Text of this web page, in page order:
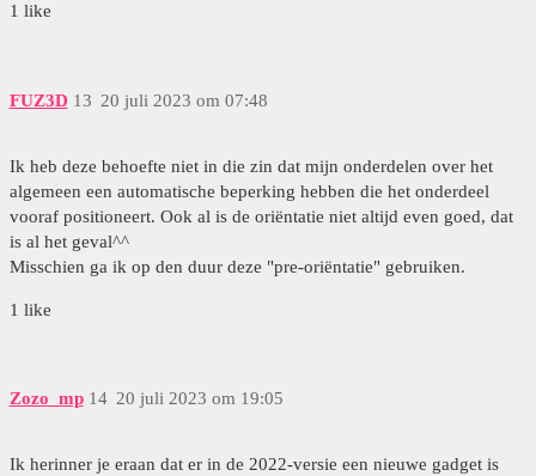
1 like
FUZ3D 20 juli 2023 om 07:48
13
Ik heb deze behoefte niet in die zin dat mijn onderdelen over het
algemeen een automatische beperking hebben die het onderdeel
vooraf positioneert. Ook al is de oriëntatie niet altijd even goed, dat
is al het geval^^
Misschien ga ik op den duur deze "pre-oriëntatie" gebruiken.
1 like
Zozo_mp 20 juli 2023 om 19:05
14
Ik herinner je eraan dat er in de 2022-versie een nieuwe gadget is